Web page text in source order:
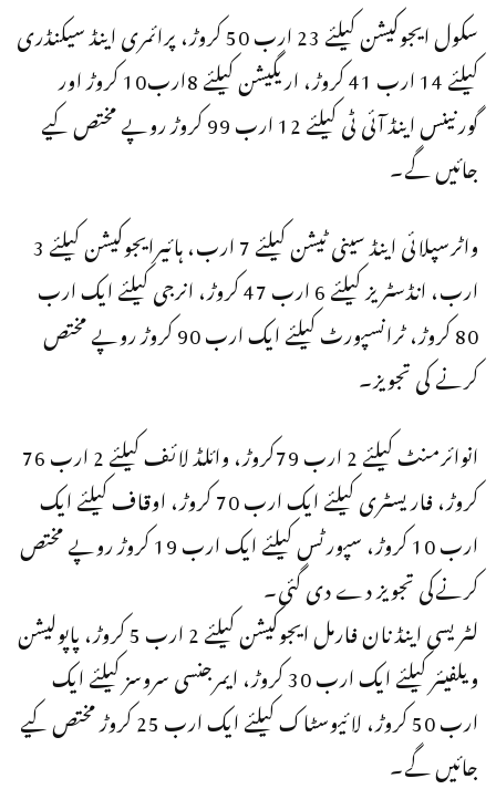
سکول ایجوکیشن کیلئے 23 ارب 50 کروڑ، پرائمری اینڈ سیکنڈری
کیلئے 14 ارب 41 کروڑ، اریگیشن کیلئے 8ارب10 کروڑ اور
گورنینس اینڈ آئی ٹی کیلئے 12 ارب 99 کروڑ روپے مختص کیے
جائیں گے۔
واٹرسپلائی اینڈ سینی ٹیشن کیلئے 7 ارب، ہائیرایجوکیشن کیلئے 3
ارب، انڈسٹریز کیلئے 6 ارب 47 کروڑ، انرجی کیلئے ایک ارب
80 کروڑ، ٹرانسپورٹ کیلئے ایک ارب 90 کروڑ روپے مختص
کرنے کی تجویز۔
انوائرمنٹ کیلئے 2 ارب 79کروڑ، وائلڈ لائف کیلئے 2 ارب 76
کروڑ، فاریسٹری کیلئے ایک ارب 70 کروڑ، اوقاف کیلئے ایک
ارب 10 کروڑ، سپورٹس کیلئے ایک ارب 19 کروڑ روپے مختص
کرنےکی تجویز دے دی گئی۔
لٹریسی اینڈ نان فارمل ایجوکیشن کیلئے 2 ارب 5 کروڑ، پاپولیشن
ویلفیئر کیلئے ایک ارب 30 کروڑ، ایمرجنسی سروسز کیلئے ایک
ارب 50 کروڑ، لائیوسٹاک کیلئے ایک ارب 25 کروڑ مختص کیے
جائیں گے۔